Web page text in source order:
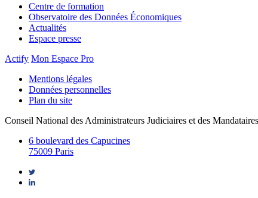
Centre de formation
Observatoire des Données Économiques
Actualités
Espace presse
Actify Mon Espace Pro
Mentions légales
Données personnelles
Plan du site
Conseil National des Administrateurs Judiciaires et des
6 boulevard des Capucines
75009 Paris